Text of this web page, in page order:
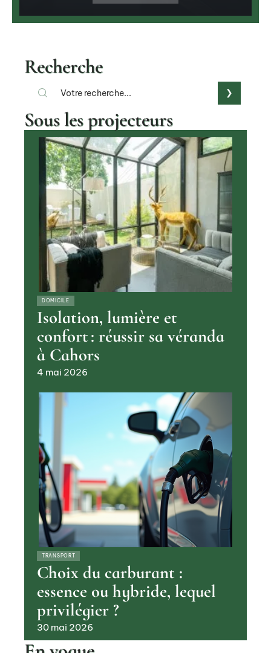
Recherche
Sous les projecteurs
DOMICILE
Isolation, lumière et
confort : réussir sa véranda
à Cahors
4 mai 2026
TRANSPORT
Choix du carburant :
essence ou hybride, lequel
privilégier ?
30 mai 2026